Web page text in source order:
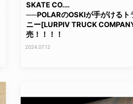
SKATE CO.…
──POLARのOSKIが手がけるト
ニー[LURPIV TRUCK
売！！！！
2024.07.12